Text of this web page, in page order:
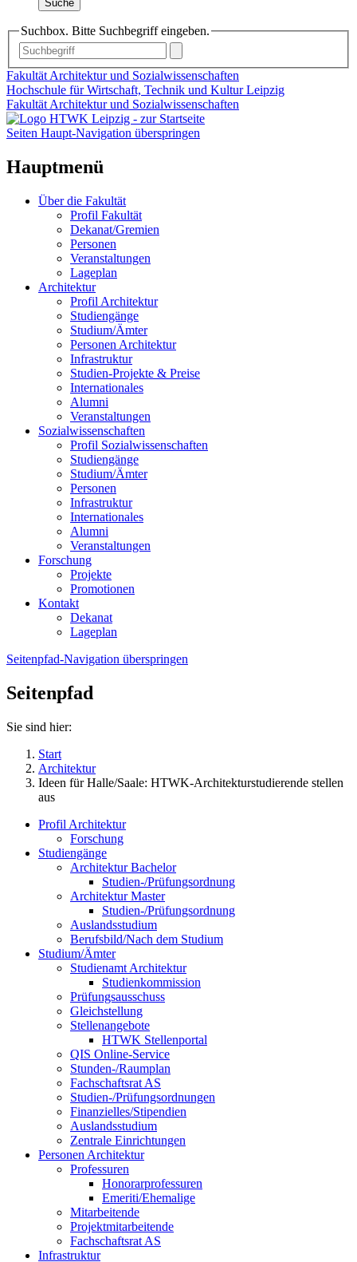
Suche
Suchbox. Bitte Suchbegriff eingeben.
Fakultät Architektur und Sozialwissenschaften
Hochschule für Wirtschaft, Technik und Kultur Leipzig
Fakultät Architektur und Sozialwissenschaften
Seiten Haupt-Navigation überspringen
Hauptmenü
Über die Fakultät
Profil Fakultät
Dekanat/Gremien
Personen
Veranstaltungen
Lageplan
Architektur
Profil Architektur
Studiengänge
Studium/Ämter
Personen Architektur
Infrastruktur
Studien-Projekte & Preise
Internationales
Alumni
Veranstaltungen
Sozialwissenschaften
Profil Sozialwissenschaften
Studiengänge
Studium/Ämter
Personen
Infrastruktur
Internationales
Alumni
Veranstaltungen
Forschung
Projekte
Promotionen
Kontakt
Dekanat
Lageplan
Seitenpfad-Navigation überspringen
Seitenpfad
Sie sind hier:
Start
Architektur
Ideen für Halle/Saale: HTWK-Architekturstudierende stellen
aus
Profil Architektur
Forschung
Studiengänge
Architektur Bachelor
Studien-/Prüfungsordnung
Architektur Master
Studien-/Prüfungsordnung
Auslandsstudium
Berufsbild/Nach dem Studium
Studium/Ämter
Studienamt Architektur
Studienkommission
Prüfungsausschuss
Gleichstellung
Stellenangebote
HTWK Stellenportal
QIS Online-Service
Stunden-/Raumplan
Fachschaftsrat AS
Studien-/Prüfungsordnungen
Finanzielles/Stipendien
Auslandsstudium
Zentrale Einrichtungen
Personen Architektur
Professuren
Honorarprofessuren
Emeriti/Ehemalige
Mitarbeitende
Projektmitarbeitende
Fachschaftsrat AS
Infrastruktur